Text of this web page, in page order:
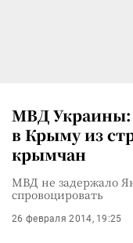
МВД Украины:
в Крыму из
крымчан
МВД не задержало
спровоцировать
26 февраля 2014, 19:25